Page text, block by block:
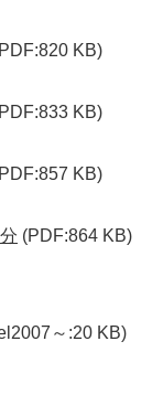
KB)
KB)
KB)
(PDF:864 KB)
～:20 KB)